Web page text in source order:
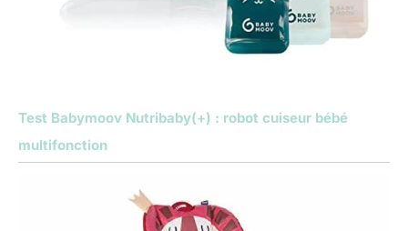
Test Babymoov Nutribaby(+) : robot cuiseur bébé
multifonction